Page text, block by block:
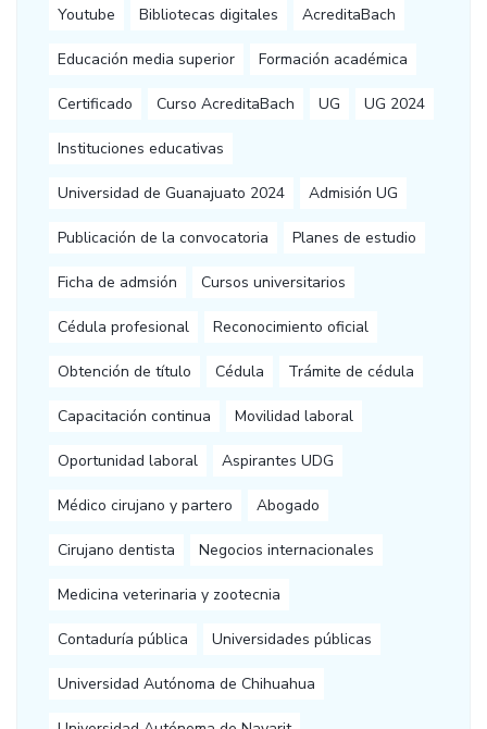
Youtube Bibliotecas digitales AcreditaBach
Educación media superior Formación académica
Certificado Curso AcreditaBach UG UG 2024
Instituciones educativas
Universidad de Guanajuato 2024 Admisión UG
Publicación de la convocatoria Planes de estudio
Ficha de admsión Cursos universitarios
Cédula profesional Reconocimiento oficial
Obtención de título Cédula Trámite de cédula
Capacitación continua Movilidad laboral
Oportunidad laboral Aspirantes UDG
Médico cirujano y partero Abogado
Cirujano dentista Negocios internacionales
Medicina veterinaria y zootecnia
Contaduría pública Universidades públicas
Universidad Autónoma de Chihuahua